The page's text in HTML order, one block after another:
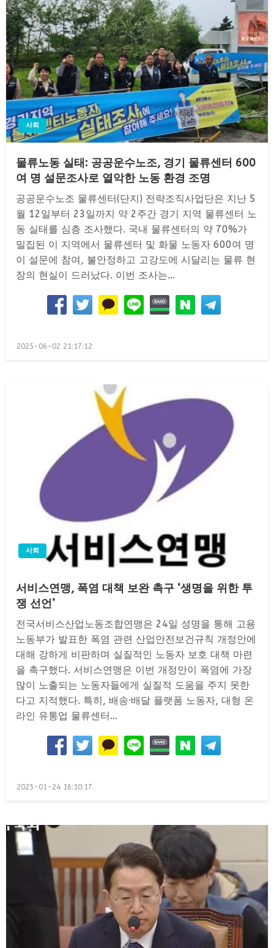
사회
물류노동 실태: 공공운수노조, 경기 물류센터 600
여 명 설문조사로 열악한 노동 환경 조명
공공운수노조 물류센터(단지) 전략조직사업단은 지난 5
월 12일부터 23일까지 약 2주간 경기 지역 물류센터 노
동 실태를 심층 조사했다. 국내 물류센터의 약 70%가
밀집된 이 지역에서 물류센터 및 화물 노동자 600여 명
이 설문에 참여, 불안정하고 고강도에 시달리는 물류 현
장의 현실이 드러났다. 이번 조사는…
Posted
2025-06-02 21:17:12
사회
서비스연맹, 폭염 대책 보완 촉구 ‘생명을 위한 투
쟁 선언’
전국서비스산업노동조합연맹은 24일 성명을 통해 고용
노동부가 발표한 폭염 관련 산업안전보건규칙 개정안에
대해 강하게 비판하며 실질적인 노동자 보호 대책 마련
을 촉구했다. 서비스연맹은 이번 개정안이 폭염에 가장
많이 노출되는 노동자들에게 실질적 도움을 주지 못한
다고 지적했다. 특히, 배송·배달 플랫폼 노동자, 대형 온
라인 유통업 물류센터…
Posted
2025-01-24 16:10:17